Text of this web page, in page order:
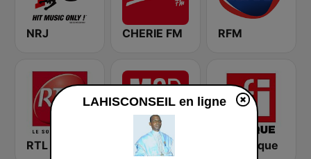
NRJ CHERIE FM RFM
RTL 2 RFI Afrique
LAHISCONSEIL en ligne